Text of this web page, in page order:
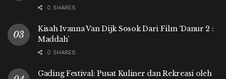
0 SHARES
Kisah Ivanna Van Dijk Sosok Dari Film ‘Danur 2 :
Maddah’
0 SHARES
Gading Festival: Pusat Kuliner dan Rekreasi oleh